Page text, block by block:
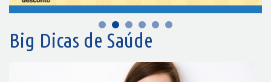
Big Dicas de Saúde